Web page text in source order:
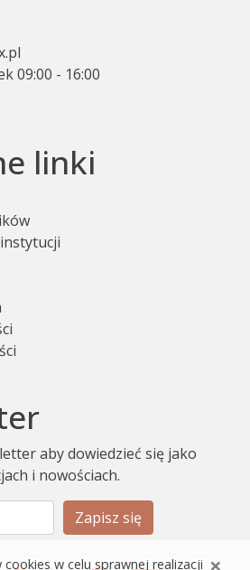
09:00 - 16:00
linki
aby dowiedzieć się jako
i nowościach.
Zapisz się
w celu sprawnej realizacji